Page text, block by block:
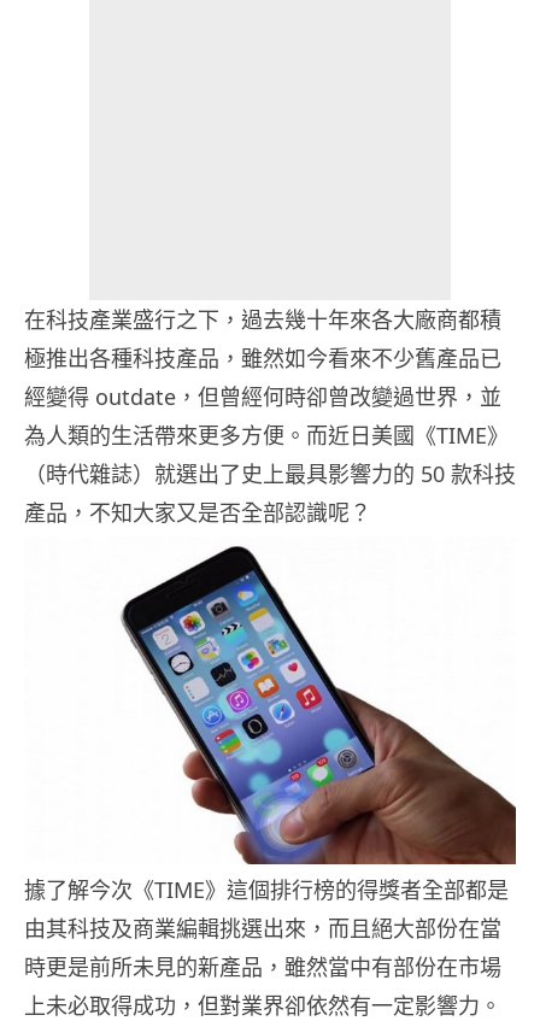
在科技產業盛行之下，過去幾十年來各大廠商都積
極推出各種科技產品，雖然如今看來不少舊產品已
經變得 outdate，但曾經何時卻曾改變過世界，並
為人類的生活帶來更多方便。而近日美國《TIME》
（時代雜誌）就選出了史上最具影響力的 50 款科技
產品，不知大家又是否全部認識呢？
據了解今次《TIME》這個排行榜的得獎者全部都是
由其科技及商業編輯挑選出來，而且絕大部份在當
時更是前所未見的新產品，雖然當中有部份在市場
上未必取得成功，但對業界卻依然有一定影響力。